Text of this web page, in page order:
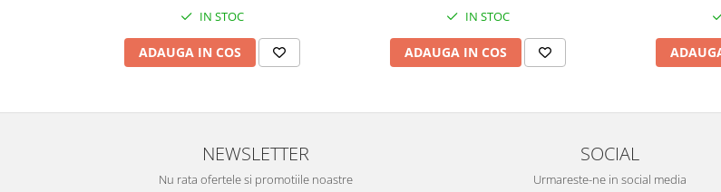
IN STOC
ADAUGA IN COS
IN STOC
ADAUGA IN COS
NEWSLETTER
Nu rata ofertele si promotiile noastre
SOCIAL
Urmareste-ne in social media